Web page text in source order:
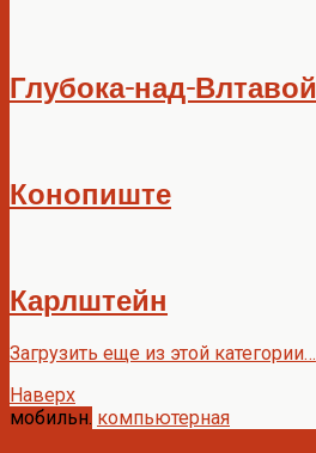
Глубока-над-Влтавой
Конопиште
Карлштейн
Загрузить еще из этой категории…
Наверх
мобильн. компьютерная